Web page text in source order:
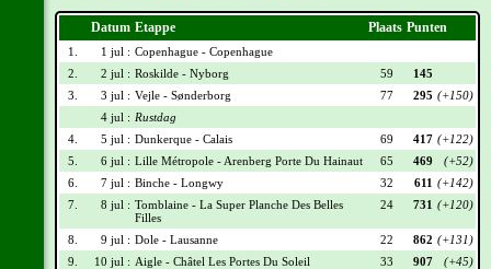
Datum Etappe Plaats Punten
1. 1 jul : Copenhague - Copenhague
2.
2 jul : Roskilde - Nyborg 59
145
3.
3 jul : Vejle - Sønderborg 77 295 (+150)
4 jul : Rustdag
4.
5 jul : Dunkerque - Calais 69 417 (+122)
5.
6 jul : Lille Métropole - Arenberg Porte Du Hainaut 65 469
(+52)
6.
7 jul : Binche - Longwy 32 611 (+142)
7.
8 jul : Tomblaine - La Super Planche Des Belles
Filles
24 731 (+120)
8. 9 jul : Dole - Lausanne 22 862 (+131)
9.
10 jul : Aigle - Châtel Les Portes Du Soleil 33 907
(+45)